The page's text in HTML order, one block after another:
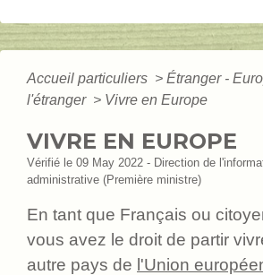
Accueil particuliers > Étranger -
l'étranger > Vivre en Europe
VIVRE EN EUROPE
Vérifié le 09 May 2022 - Direction de
administrative (Première ministre)
En tant que Français ou
vous avez le droit de partir
autre pays de l'Union